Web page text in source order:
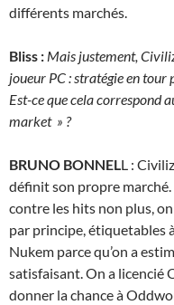
différents marchés.
Bliss : Mais justement,
joueur PC : stratégie en
Est-ce que cela correspond
market » ?
BRUNO BONNELL :
définit son propre marché.
contre les hits non plus,
par principe, étiquetables
Nukem parce qu’on a
satisfaisant. On a licencié
donner la chance à